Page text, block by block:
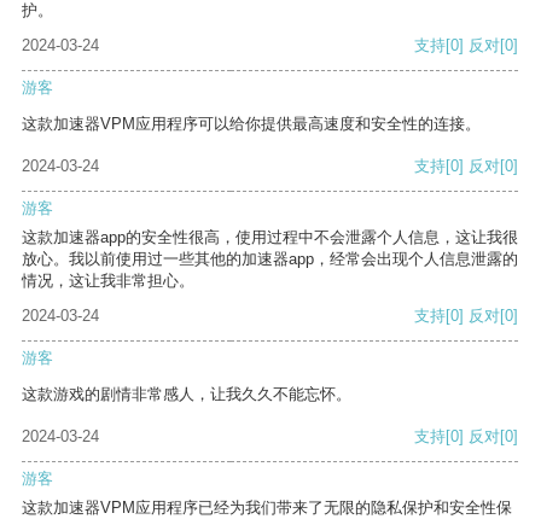
护。
2024-03-24
支持[0] 反对[0]
游客
这款加速器VPM应用程序可以给你提供最高速度和安全性的连接。
2024-03-24 支持[0] 反对[0]
游客
这款加速器app的安全性很高，使用过程中不会泄露个人信息，这让我很
放心。我以前使用过一些其他的加速器app，经常会出现个人信息泄露的
情况，这让我非常担心。
2024-03-24
支持[0] 反对[0]
游客
这款游戏的剧情非常感人，让我久久不能忘怀。
2024-03-24 支持[0] 反对[0]
游客
这款加速器VPM应用程序已经为我们带来了无限的隐私保护和安全性保